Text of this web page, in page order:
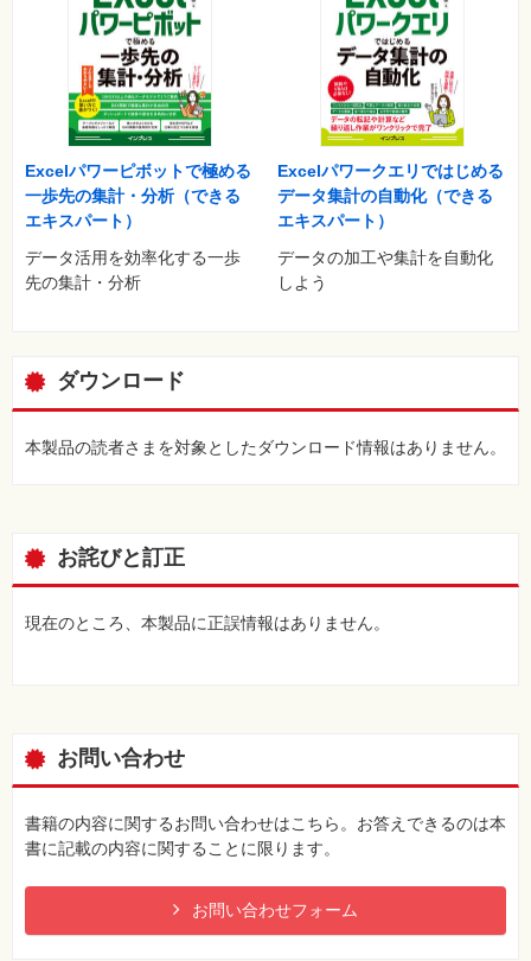
Q32 データベースが一覧に表示されない
Q33 最近使用したデータベースが開けない
Q34 データベースを開くには
Q35 データベースを開いたらセキュリティーの警告が表示さ
Q36 データベースを開くときの既定のフォルダを変更したい
Q37 最近使用したデータベースを見られたくない
Q38 データベースを閉じるには
Q39 セキュリティーの警告を解除しないとどうなるの？
られた
Q41 ［このファイルは使用されています］というメッセージ
Q42 ナビゲーションウィンドウが表示されない
Q43 データベースウィンドウが表示されない
Q44 ナビゲーションウィンドウにオブジェクトを種類別に表
示したい
Q47 存在するはずのテーブルが表示されない
データベースオブジェクトの操作で困った
Q48 オブジェクトを開きたい
Q53 オブジェクトが開くときのウィンドウ形式を指定したい
Q54 オブジェクトを画面いっぱいに広げたい
Q55 オブジェクトの名前を変更したい
Q56 オブジェクトを削除したい
Q57 オブジェクトをコピーしたい
Q58 オブジェクトを印刷したい
ティーブレイク ファイルの基本操作を身に付けよう
Excelパワーピボットで極める
一歩先の集計・分析（できる
エキスパート）
データ活用を効率化する一歩
先の集計・分析
Excelパワークエリではじめる
データ集計の自動化（できる
エキスパート）
データの加工や集計を自動化
しよう
ダウンロード
本製品の読者さまを対象としたダウンロード情報はありません。
お詫びと訂正
現在のところ、本製品に正誤情報はありません。
お問い合わせ
書籍の内容に関するお問い合わせはこちら。お答えできるのは本
書に記載の内容に関することに限ります。
お問い合わせフォーム